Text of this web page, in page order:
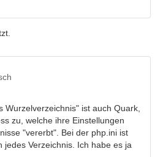
Wurzelverzeichnis" ist auch Quark,
zu, welche ihre Einstellungen
"vererbt". Bei der php.ini ist
jedes Verzeichnis. Ich habe es ja